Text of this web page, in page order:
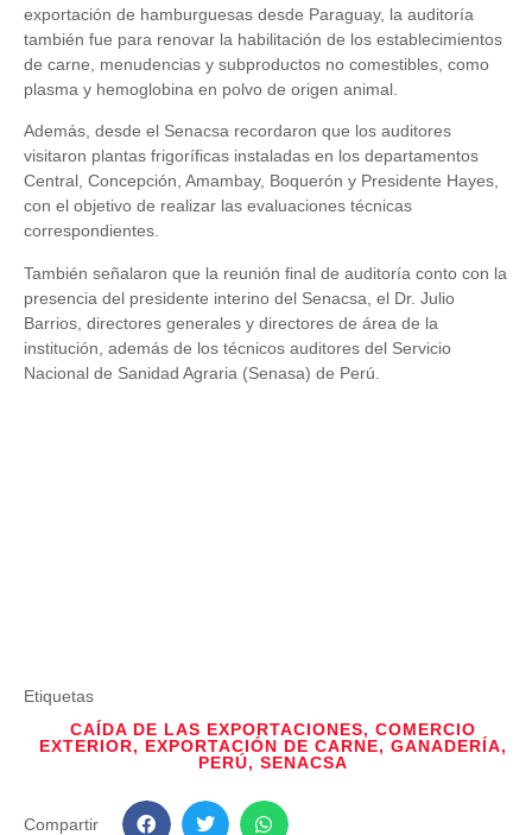
exportación de hamburguesas desde Paraguay, la auditoría
también fue para renovar la habilitación de los establecimientos
de carne, menudencias y subproductos no comestibles, como
plasma y hemoglobina en polvo de origen animal.
Además, desde el Senacsa recordaron que los auditores
visitaron plantas frigoríficas instaladas en los departamentos
Central, Concepción, Amambay, Boquerón y Presidente Hayes,
con el objetivo de realizar las evaluaciones técnicas
correspondientes.
También señalaron que la reunión final de auditoría conto con la
presencia del presidente interino del Senacsa, el Dr. Julio
Barrios, directores generales y directores de área de la
institución, además de los técnicos auditores del Servicio
Nacional de Sanidad Agraria (Senasa) de Perú.
Etiquetas
CAÍDA DE LAS EXPORTACIONES, COMERCIO
EXTERIOR, EXPORTACIÓN DE CARNE, GANADERÍA,
PERÚ, SENACSA
Compartir